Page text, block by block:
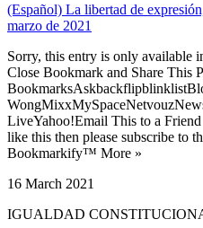
(Español) La libertad de
marzo de 2021
Sorry, this entry is only available
Close Bookmark and Share This
LiveYahoo!Email This to a
like this then please subscribe to
Bookmarkify™ More »
16 March 2021
IGUALDAD